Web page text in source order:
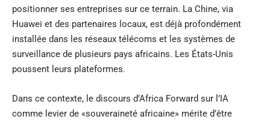
positionner ses entreprises sur ce terrain. La Chine, via
Huawei et des partenaires locaux, est déjà profondément
installée dans les réseaux télécoms et les systèmes de
surveillance de plusieurs pays africains. Les États-Unis
poussent leurs plateformes.
Dans ce contexte, le discours d’Africa Forward sur l’IA
comme levier de «souveraineté africaine» mérite d’être